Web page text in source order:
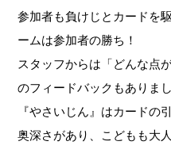
参加者も負けじとカードを
ームは参加者の勝ち！
スタッフからは「どんな点
のフィードバックもありま
『やさいじん』はカードの
奥深さがあり、こどもも大